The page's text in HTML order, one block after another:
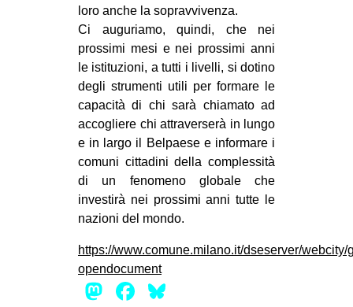
loro anche la sopravvivenza.
Ci auguriamo, quindi, che nei
prossimi mesi e nei prossimi anni
le istituzioni, a tutti i livelli, si dotino
degli strumenti utili per formare le
capacità di chi sarà chiamato ad
accogliere chi attraverserà in lungo
e in largo il Belpaese e informare i
comuni cittadini della complessità
di un fenomeno globale che
investirà nei prossimi anni tutte le
nazioni del mondo.
https://www.comune.milano.it/dseserver/
opendocument
Mastodon
Facebook